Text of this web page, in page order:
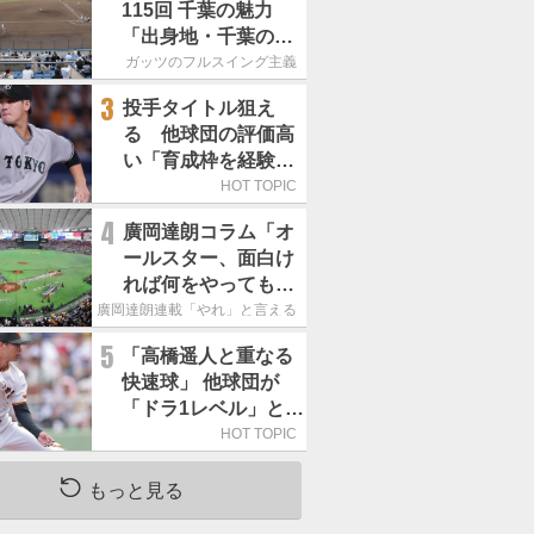
115回 千葉の魅力
「出身地・千葉の話
の続き。昔から野球
す」
ガッツのフルスイング主義
3 投手タイトル狙え
る 他球団の評価高
い「育成枠を経験し
た巨人の左腕」は
HOT TOPIC
4 廣岡達朗コラム「オ
ールスター、面白け
れば何をやってもい
いという発想は大間
廣岡達朗連載「やれ」と言える信念
5
「高橋遥人と重なる
快速球」 他球団が
「ドラ1レベル」と評
する巨人の左腕は
HOT TOPIC
もっと見る